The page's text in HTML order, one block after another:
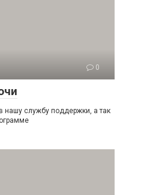
0
нашу службу поддержки, а так